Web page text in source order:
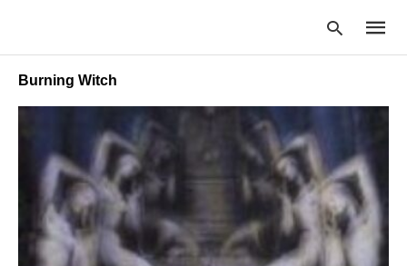
your
search
query
and
hit
enter:
Burning Witch